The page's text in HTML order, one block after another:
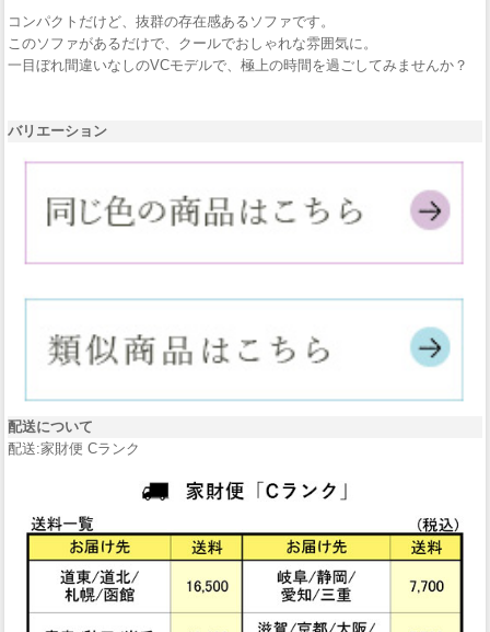
コンパクトだけど、抜群の存在感あるソファです。
このソファがあるだけで、クールでおしゃれな雰囲気に。
一目ぼれ間違いなしのVCモデルで、極上の時間を過ごしてみませんか？
バリエーション
配送について
配送:家財便 Cランク